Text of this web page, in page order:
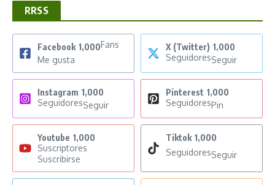
RRSS
Facebook 1,000Fans
Me gusta
X (Twitter) 1,000
SeguidoresSeguir
Instagram 1,000
SeguidoresSeguir
Pinterest 1,000
SeguidoresPin
Youtube 1,000
Suscriptores
Suscribirse
Tiktok 1,000
SeguidoresSeguir